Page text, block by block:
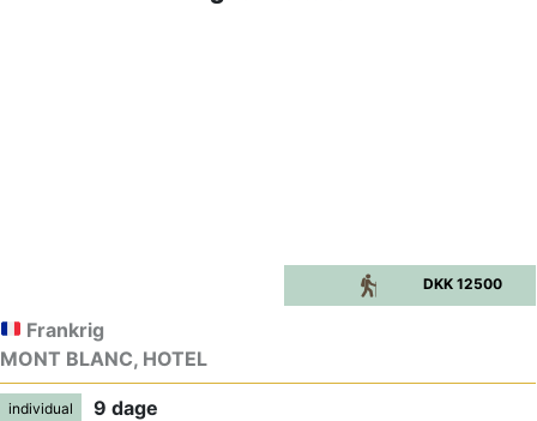
DKK 12500
Frankrig
MONT BLANC, HOTEL
individual
9 dage